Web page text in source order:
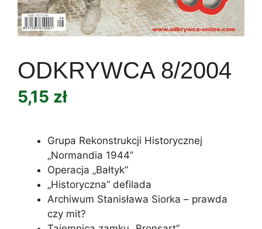
ODKRYWCA 8/2004
5,15 zł
Grupa Rekonstrukcji Historycznej
„Normandia 1944”
Operacja „Bałtyk”
„Historyczna” defilada
Archiwum Stanisława Siorka – prawda
czy mit?